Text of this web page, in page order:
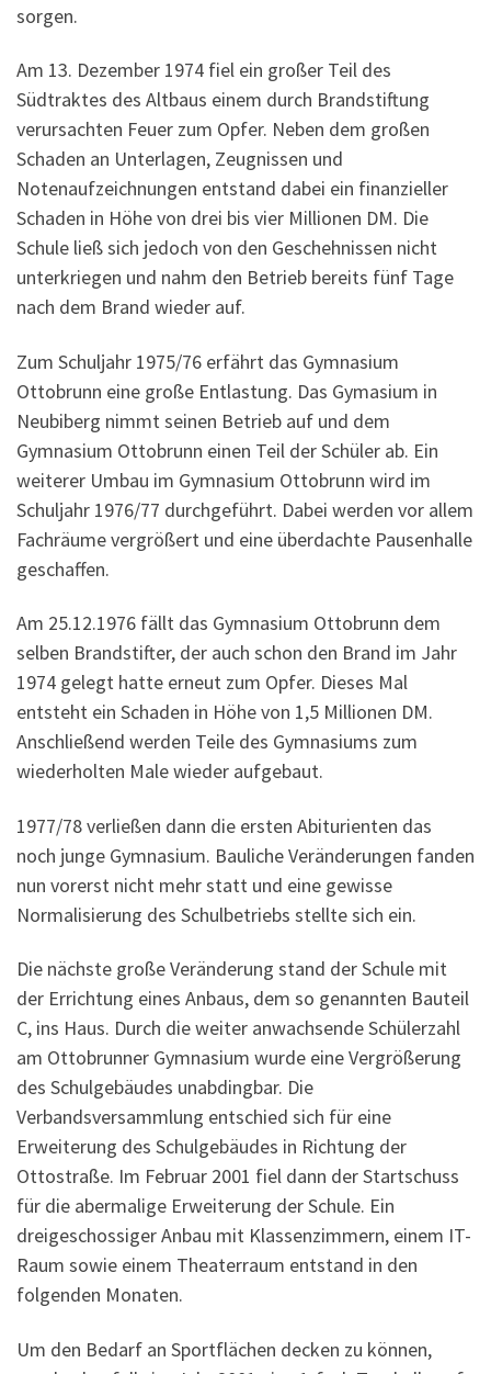
sorgen.
Am 13. Dezember 1974 fiel ein großer Teil des
Südtraktes des Altbaus einem durch Brandstiftung
verursachten Feuer zum Opfer. Neben dem großen
Schaden an Unterlagen, Zeugnissen und
Notenaufzeichnungen entstand dabei ein finanzieller
Schaden in Höhe von drei bis vier Millionen DM. Die
Schule ließ sich jedoch von den Geschehnissen nicht
unterkriegen und nahm den Betrieb bereits fünf Tage
nach dem Brand wieder auf.
Zum Schuljahr 1975/76 erfährt das Gymnasium
Ottobrunn eine große Entlastung. Das Gymasium in
Neubiberg nimmt seinen Betrieb auf und dem
Gymnasium Ottobrunn einen Teil der Schüler ab. Ein
weiterer Umbau im Gymnasium Ottobrunn wird im
Schuljahr 1976/77 durchgeführt. Dabei werden vor allem
Fachräume vergrößert und eine überdachte Pausenhalle
geschaffen.
Am 25.12.1976 fällt das Gymnasium Ottobrunn dem
selben Brandstifter, der auch schon den Brand im Jahr
1974 gelegt hatte erneut zum Opfer. Dieses Mal
entsteht ein Schaden in Höhe von 1,5 Millionen DM.
Anschließend werden Teile des Gymnasiums zum
wiederholten Male wieder aufgebaut.
1977/78 verließen dann die ersten Abiturienten das
noch junge Gymnasium. Bauliche Veränderungen fanden
nun vorerst nicht mehr statt und eine gewisse
Normalisierung des Schulbetriebs stellte sich ein.
Die nächste große Veränderung stand der Schule mit
der Errichtung eines Anbaus, dem so genannten Bauteil
C, ins Haus. Durch die weiter anwachsende Schülerzahl
am Ottobrunner Gymnasium wurde eine Vergrößerung
des Schulgebäudes unabdingbar. Die
Verbandsversammlung entschied sich für eine
Erweiterung des Schulgebäudes in Richtung der
Ottostraße. Im Februar 2001 fiel dann der Startschuss
für die abermalige Erweiterung der Schule. Ein
dreigeschossiger Anbau mit Klassenzimmern, einem IT-
Raum sowie einem Theaterraum entstand in den
folgenden Monaten.
Um den Bedarf an Sportflächen decken zu können,